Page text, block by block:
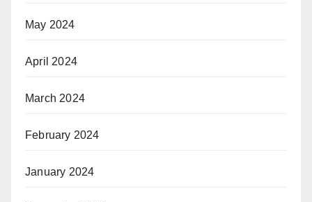
May 2024
April 2024
March 2024
February 2024
January 2024